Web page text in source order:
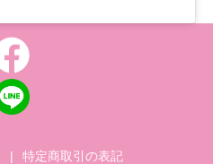
| 特定商取引の表記